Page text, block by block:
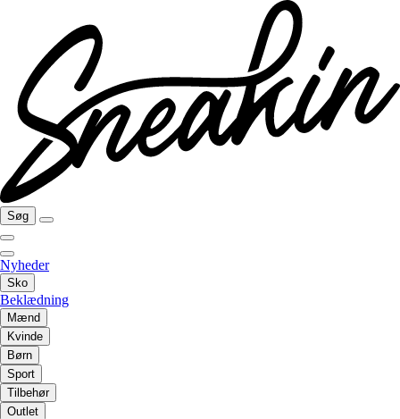
Søg
Nyheder
Sko
Beklædning
Mænd
Kvinde
Børn
Sport
Tilbehør
Outlet